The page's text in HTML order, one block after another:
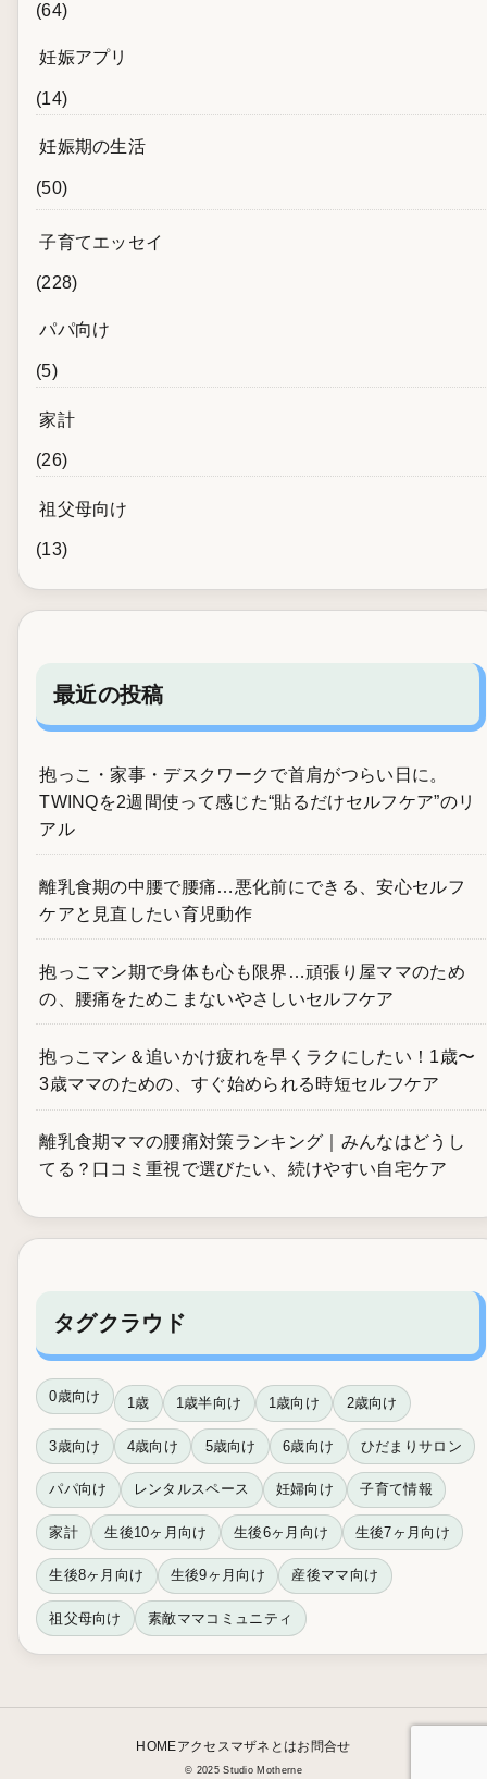
(64)
妊娠アプリ
(14)
妊娠期の生活
(50)
子育てエッセイ
(228)
パパ向け
(5)
家計
(26)
祖父母向け
(13)
最近の投稿
抱っこ・家事・デスクワークで首肩がつらい日に。
TWINQを2週間使って感じた“貼るだけセルフケア”のリ
アル
離乳食期の中腰で腰痛…悪化前にできる、安心セルフ
ケアと見直したい育児動作
抱っこマン期で身体も心も限界…頑張り屋ママのため
の、腰痛をためこまないやさしいセルフケア
抱っこマン＆追いかけ疲れを早くラクにしたい！1歳〜
3歳ママのための、すぐ始められる時短セルフケア
離乳食期ママの腰痛対策ランキング｜みんなはどうし
てる？口コミ重視で選びたい、続けやすい自宅ケア
タグクラウド
0歳向け 1歳 1歳半向け 1歳向け 2歳向け
3歳向け 4歳向け 5歳向け 6歳向け ひだまりサロン
パパ向け レンタルスペース 妊婦向け 子育て情報
家計 生後10ヶ月向け 生後6ヶ月向け 生後7ヶ月向け
生後8ヶ月向け 生後9ヶ月向け 産後ママ向け
祖父母向け 素敵ママコミュニティ
HOMEアクセス マザネとはお問合せ
© 2025 Studio Motherne